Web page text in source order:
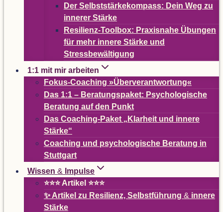
Der Selbst­stär­ke­kom­pass: Dein Weg zu
inne­rer Stärke
Resi­­li­enz-Tool­­box: Pra­xis­nahe Übun­gen
für mehr innere Stärke und
Stressbewältigung
1:1 mit mir arbeiten
Fokus-Coa­ching »Über­ver­ant­wor­tung«
Das 1:1 – Bera­tungs­pa­ket: Psy­cho­lo­gi­sche
Bera­tung auf den Punkt
Das Coa­ching-Paket „ Klar­heit und innere
Stärke“
Coa­ching und psy­cho­lo­gi­sche Bera­tung in
Stuttgart
Wis­sen& Impulse
⭐⭐⭐ Arti­kel ⭐⭐⭐
✨ Arti­kel zu Resi­li­enz, Selbst­füh­rung & innere
Stärke